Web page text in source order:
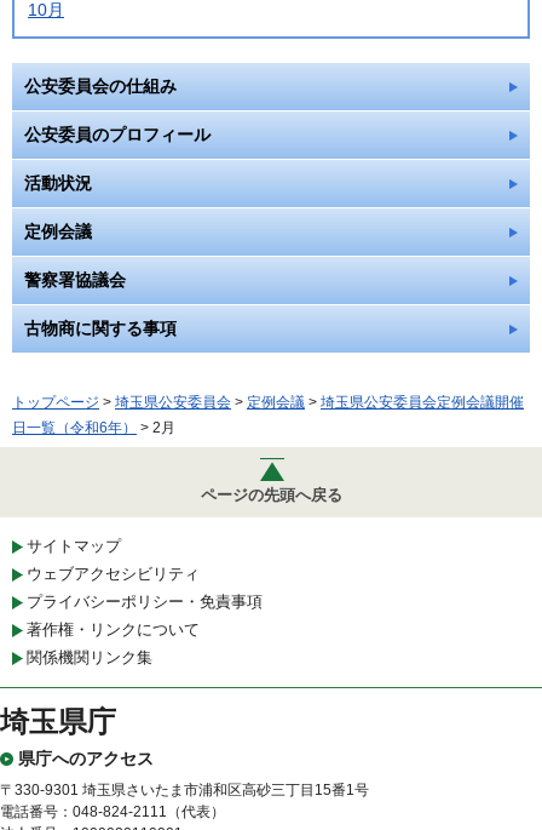
10月
公安委員会の仕組み
公安委員のプロフィール
活動状況
定例会議
警察署協議会
古物商に関する事項
トップページ > 埼玉県公安委員会 > 定例会議 > 埼玉県公安委員会定例会議開催
日一覧（令和6年）
> 2月
ページの先頭へ戻る
サイトマップ
ウェブアクセシビリティ
プライバシーポリシー・免責事項
著作権・リンクについて
関係機関リンク集
埼玉県庁
県庁へのアクセス
〒330-9301 埼玉県さいたま市浦和区高砂三丁目15番1号
電話番号：048-824-2111（代表）